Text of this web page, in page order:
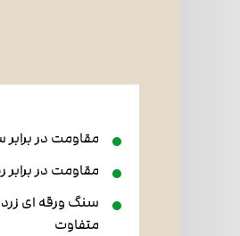
مقاومت در
مقاومت در
سنگ ورقه ای زرد
متفاوت